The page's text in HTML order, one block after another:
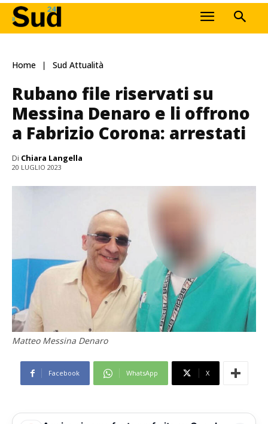
Home Sud Attualità
Rubano file riservati su
Messina Denaro e li offrono
a Fabrizio Corona: arrestati
Di Chiara Langella
20 LUGLIO 2023
Matteo Messina Denaro
Facebook WhatsApp X